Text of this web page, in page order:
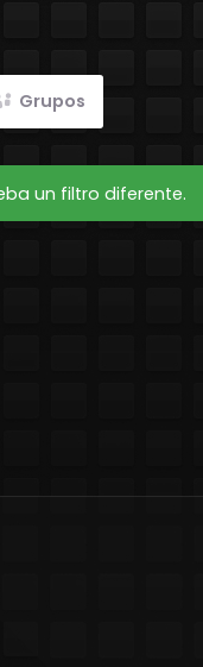
Grupos
un filtro diferente.